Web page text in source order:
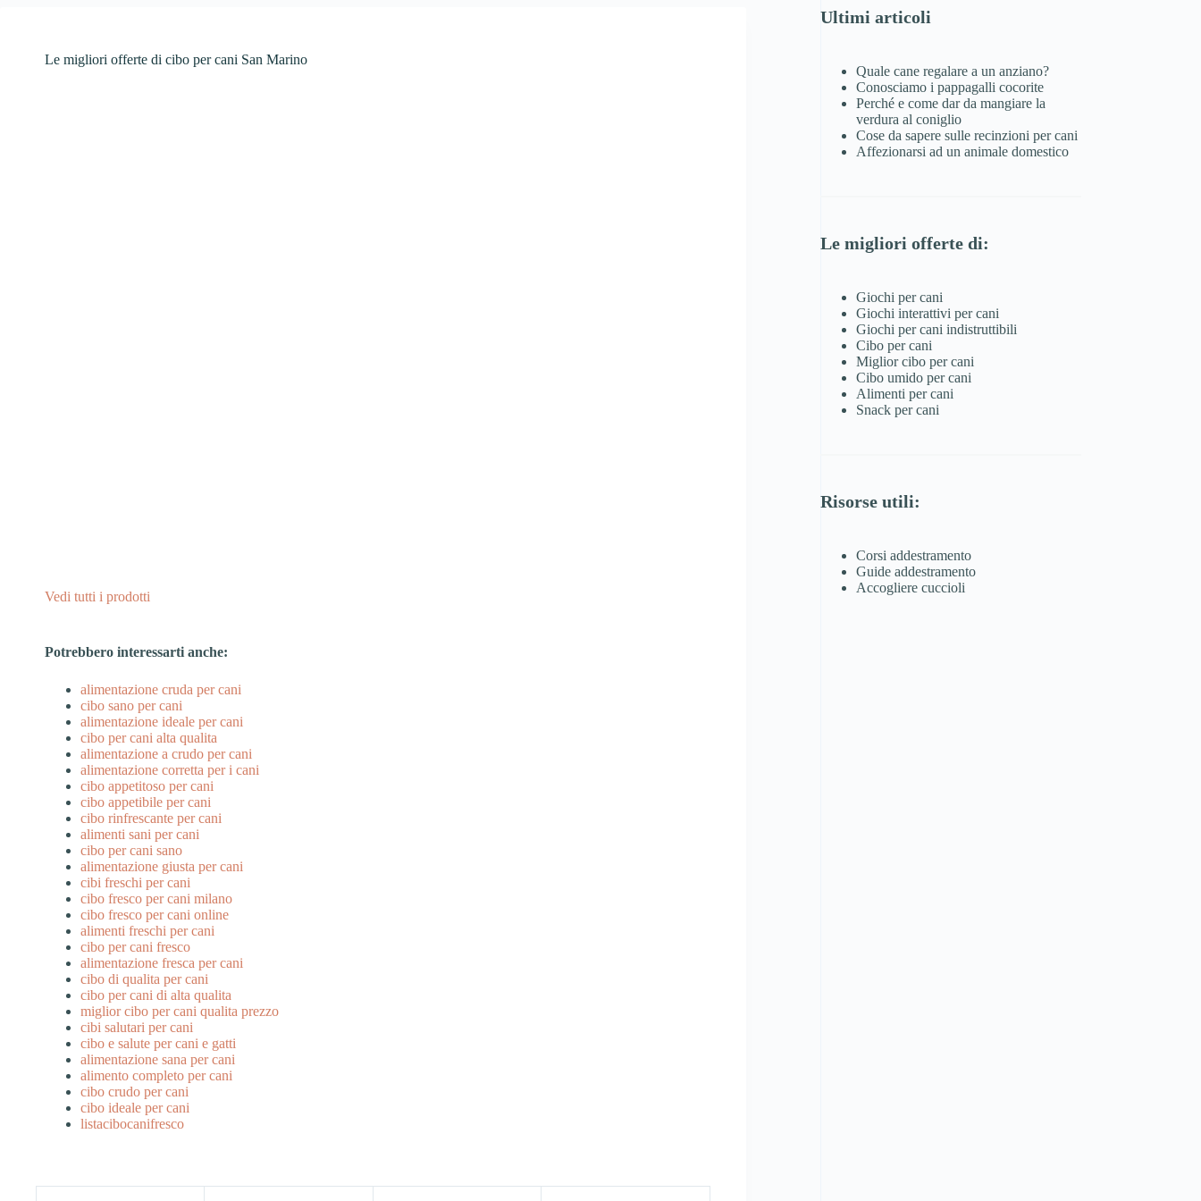
Le migliori offerte di cibo per cani San Marino
Vedi tutti i prodotti
Potrebbero interessarti anche:
alimentazione cruda per cani
cibo sano per cani
alimentazione ideale per cani
cibo per cani alta qualita
alimentazione a crudo per cani
alimentazione corretta per i cani
cibo appetitoso per cani
cibo appetibile per cani
cibo rinfrescante per cani
alimenti sani per cani
cibo per cani sano
alimentazione giusta per cani
cibi freschi per cani
cibo fresco per cani milano
cibo fresco per cani online
alimenti freschi per cani
cibo per cani fresco
alimentazione fresca per cani
cibo di qualita per cani
cibo per cani di alta qualita
miglior cibo per cani qualita prezzo
cibi salutari per cani
cibo e salute per cani e gatti
alimentazione sana per cani
alimento completo per cani
cibo crudo per cani
cibo ideale per cani
listacibocanifresco
Ultimi articoli
Quale cane regalare a un anziano?
Conosciamo i pappagalli cocorite
Perché e come dar da mangiare la
verdura al coniglio
Cose da sapere sulle recinzioni per cani
Affezionarsi ad un animale domestico
Le migliori offerte di:
Giochi per cani
Giochi interattivi per cani
Giochi per cani indistruttibili
Cibo per cani
Miglior cibo per cani
Cibo umido per cani
Alimenti per cani
Snack per cani
Risorse utili:
Corsi addestramento
Guide addestramento
Accogliere cuccioli